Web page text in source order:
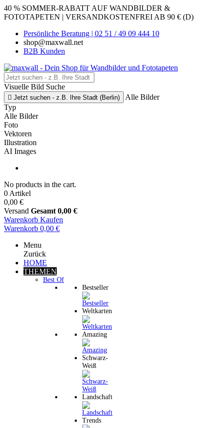
40 % SOMMER-RABATT AUF WANDBILDER &
FOTOTAPETEN | VERSANDKOSTENFREI AB 90 € (D)
Persönliche Beratung | 02 51 / 49 09 444 10
shop@maxwall.net
B2B Kunden
Visuelle Bild Suche
 Jetzt suchen - z.B. Ihre Stadt (Berlin)
Alle Bilder
Typ
Alle Bilder
Foto
Vektoren
Illustration
AI Images
No products in the cart.
0 Artikel
0,00 €
Versand Gesamt 0,00 €
Warenkorb Kaufen
Warenkorb 0,00 €
Menu
Zurück
HOME
THEMEN
Best Of
Bestseller
Weltkarten
Amazing
Schwarz-
Weiß
Landschaft
Trends